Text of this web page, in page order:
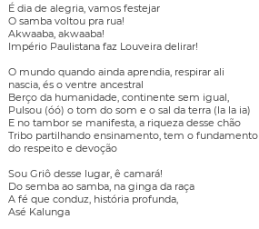
É dia de alegria, vamos festejar
O samba voltou pra rua!
Akwaaba, akwaaba!
Império Paulistana faz Louveira delirar!
O mundo quando ainda aprendia, respirar ali
nascia, és o ventre ancestral
Berço da humanidade, continente sem igual,
Pulsou (óó) o tom do som e o sal da terra (la la ia)
E no tambor se manifesta, a riqueza desse chão
Tribo partilhando ensinamento, tem o fundamento
do respeito e devoção
Sou Griô desse lugar, ê camará!
Do semba ao samba, na ginga da raça
A fé que conduz, história profunda,
Asé Kalunga